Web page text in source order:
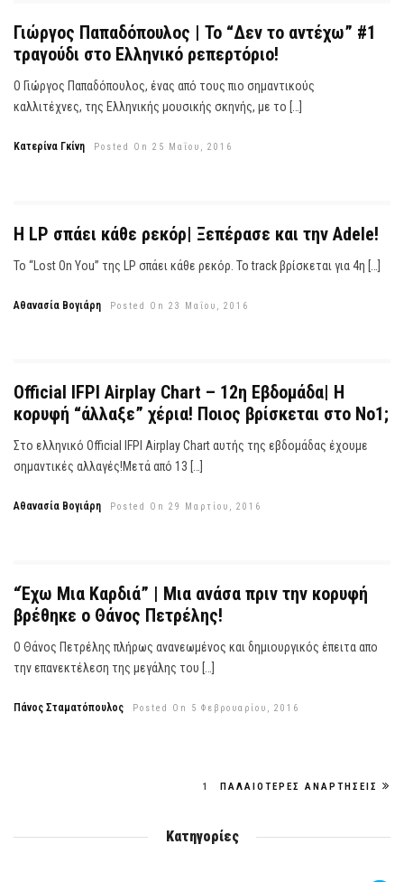
Γιώργος Παπαδόπουλος | Το “Δεν το αντέχω” #1
τραγούδι στο Ελληνικό ρεπερτόριο!
Ο Γιώργος Παπαδόπουλος, ένας από τους πιο σημαντικούς
καλλιτέχνες, της Ελληνικής μουσικής σκηνής, με το […]
Κατερίνα Γκίνη Posted On 25 Μαΐου, 2016
H LP σπάει κάθε ρεκόρ| Ξεπέρασε και την Adele!
Το “Lost On You” της LP σπάει κάθε ρεκόρ. Το track βρίσκεται για 4η […]
Αθανασία Βογιάρη Posted On 23 Μαΐου, 2016
Official IFPI Airplay Chart – 12η Εβδομάδα| Η
κορυφή “άλλαξε” χέρια! Ποιος βρίσκεται στο Νο1;
Στο ελληνικό Official IFPI Airplay Chart αυτής της εβδομάδας έχουμε
σημαντικές αλλαγές!Μετά από 13 […]
Αθανασία Βογιάρη Posted On 29 Μαρτίου, 2016
“Έχω Μια Καρδιά” | Μια ανάσα πριν την κορυφή
βρέθηκε ο Θάνος Πετρέλης!
Ο Θάνος Πετρέλης πλήρως ανανεωμένος και δημιουργικός έπειτα απο
την επανεκτέλεση της μεγάλης του […]
Πάνος Σταματόπουλος Posted On 5 Φεβρουαρίου, 2016
1 ΠΑΛΑΙΌΤΕΡΕΣ ΑΝΑΡΤΉΣΕΙΣ
Κατηγορίες